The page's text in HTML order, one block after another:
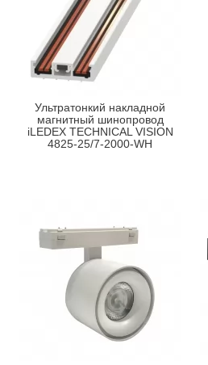
Ультратонкий накладной
магнитный шинопровод
iLEDEX TECHNICAL VISION
4825-25/7-2000-WH